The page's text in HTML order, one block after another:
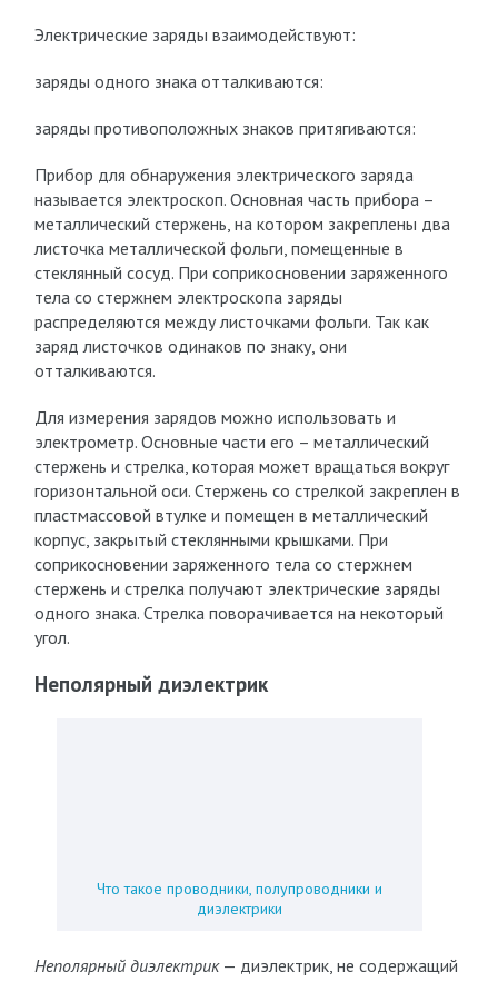
Электрические заряды взаимодействуют:
заряды одного знака отталкиваются:
заряды противоположных знаков притягиваются:
Прибор для обнаружения электрического заряда
называется электроскоп. Основная часть прибора –
металлический стержень, на котором закреплены два
листочка металлической фольги, помещенные в
стеклянный сосуд. При соприкосновении заряженного
тела со стержнем электроскопа заряды
распределяются между листочками фольги. Так как
заряд листочков одинаков по знаку, они
отталкиваются.
Для измерения зарядов можно использовать и
электрометр. Основные части его – металлический
стержень и стрелка, которая может вращаться вокруг
горизонтальной оси. Стержень со стрелкой закреплен в
пластмассовой втулке и помещен в металлический
корпус, закрытый стеклянными крышками. При
соприкосновении заряженного тела со стержнем
стержень и стрелка получают электрические заряды
одного знака. Стрелка поворачивается на некоторый
угол.
Неполярный диэлектрик
Что такое проводники, полупроводники и
диэлектрики
Неполярный диэлектрик— диэлектрик, не содержащий